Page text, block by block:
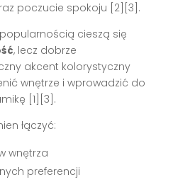
poczucie spokoju [2][3].
cieszą się
, lecz dobrze
akcent kolorystyczny
wnętrze i wprowadzić do
[1][3].
łączyć:
wnętrza
preferencji